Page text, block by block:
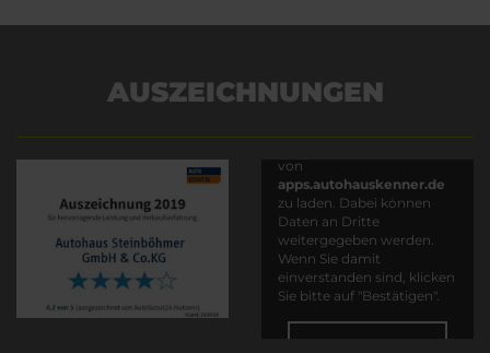
AUSZEICHNUNGEN
von
apps.autohauskenner.de
zu laden. Dabei können
Daten an Dritte
weitergegeben werden.
Wenn Sie damit
einverstanden sind, klicken
Sie bitte auf "Bestätigen".